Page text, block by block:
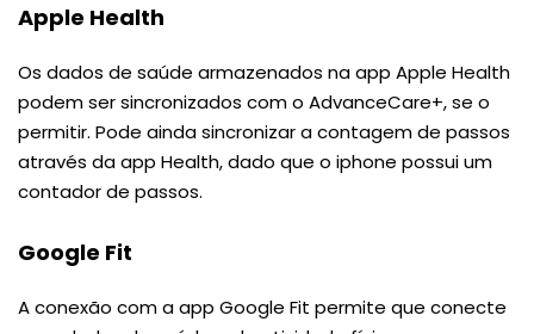
Apple Health
Os dados de saúde armazenados na app Apple Health
podem ser sincronizados com o AdvanceCare+, se o
permitir. Pode ainda sincronizar a contagem de passos
através da app Health, dado que o iphone possui um
contador de passos.
Google Fit
A conexão com a app Google Fit permite que conecte